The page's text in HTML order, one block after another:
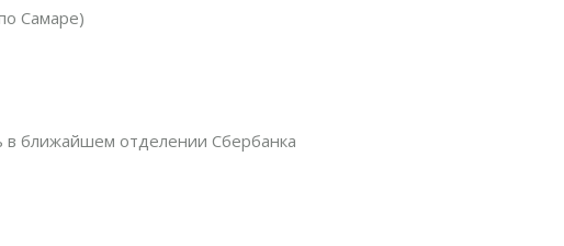
Самаре)
в ближайшем отделении Сбербанка